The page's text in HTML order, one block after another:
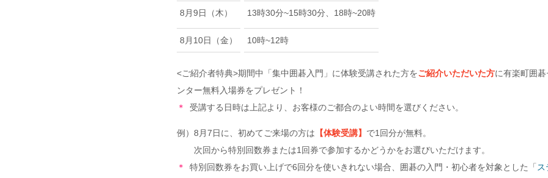
8月9日（木） 13時30分~15時30分、18時~20時
8月10日（金） 10時~12時
<ご紹介者特典>期間中「集中囲碁入門」に体験受講された方をご紹介いただいた方に有楽町囲碁
ンター無料入場券をプレゼント！
＊
受講する日時は上記より、お客様のご都合のよい時間を選びください。
例）8月7日に、初めてご来場の方は 【体験受講】 で1回分が無料。
次回から特別回数券または1回券で参加するかどうかをお選びいただけます。
＊
特別回数券をお買い上げで6回分を使いきれない場合、囲碁の入門・初心者を対象とした「 ス